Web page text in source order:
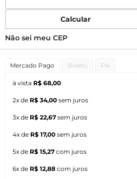
Calcular
Não sei meu CEP
Mercado Pago Boleto Pix
à vista R$ 68,00
2x de R$ 34,00 sem juros
3x de R$ 22,67 sem juros
4x de R$ 17,00 sem juros
5x de R$ 15,27 com juros
6x de R$ 12,88 com juros